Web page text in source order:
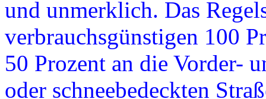
und unmerklich. Das
verbrauchsgünstigen 100
50 Prozent an die Vorder-
oder schneebedeckten